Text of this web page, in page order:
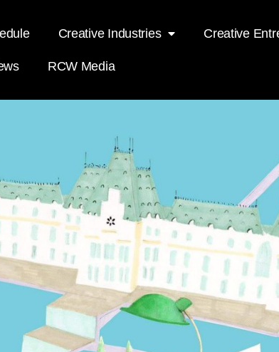
Creative Industries Creative
RCW Media